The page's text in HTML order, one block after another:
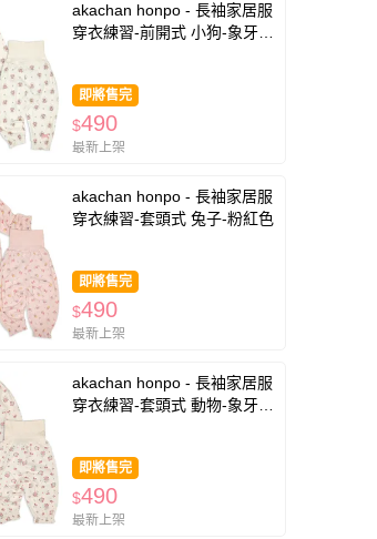
akachan honpo - 長袖家居服
穿衣練習-前開式 小狗-象牙白
即將售完
$490
最新上架
akachan honpo - 長袖家居服
穿衣練習-套頭式 兔子-粉紅色
即將售完
$490
最新上架
akachan honpo - 長袖家居服
穿衣練習-套頭式 動物-象牙白
即將售完
$490
最新上架